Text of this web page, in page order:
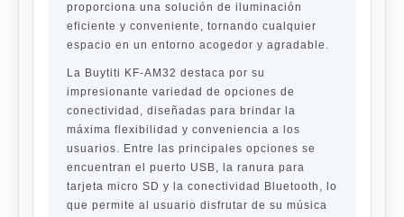
proporciona una solución de iluminación
eficiente y conveniente, tornando cualquier
espacio en un entorno acogedor y agradable.
La Buytiti KF-AM32 destaca por su
impresionante variedad de opciones de
conectividad, diseñadas para brindar la
máxima flexibilidad y conveniencia a los
usuarios. Entre las principales opciones se
encuentran el puerto USB, la ranura para
tarjeta micro SD y la conectividad Bluetooth, lo
que permite al usuario disfrutar de su música